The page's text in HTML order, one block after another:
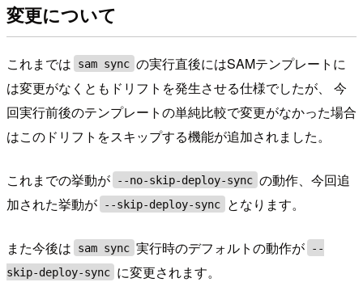
変更について
これまでは sam sync の実行直後にはSAMテンプレートに
は変更がなくともドリフトを発生させる仕様でしたが、 今
回実行前後のテンプレートの単純比較で変更がなかった場合
はこのドリフトをスキップする機能が追加されました。
これまでの挙動が --no-skip-deploy-sync の動作、今回追
加された挙動が
--skip-deploy-sync となります。
また今後は sam sync 実行時のデフォルトの動作が
--
skip-deploy-sync に変更されます。